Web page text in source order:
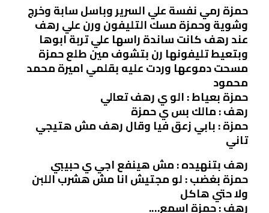
حمزة رمي نفسة علي السرير وباسل سابة وخرج
وشوية وحمزة مسك التليفون ورن علي رهف
عند رهف كانت ساندة راسها علي تربة ابوها
وبتعيط تليفونها رن بتشوف مين طلع حمزة
مسحت دموعها وردت عليه بقلمي اميرة محمد
محمود
حمزة بعياط : الو ي رهف تعالي
رهف : مالك بس ي حمزة
حمزة : بابي زعق فيا وقال رهف مش هتيجي
تاني
رهف بتنهيده : مش هينفع اجي ي حبيبي
حمزة بغضب : لو مجتيش انا مش هشرب اللبن
ولا حتي هاكل
رهف : حمزة اسمع….